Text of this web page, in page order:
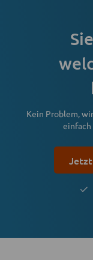
Kein Problem,
einfach